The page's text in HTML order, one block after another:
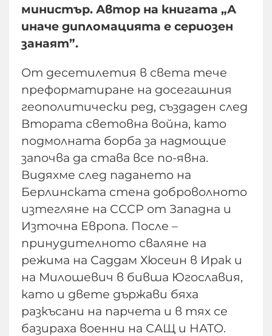
министър. Автор на книгата „А
иначе дипломацията е сериозен
занаят”.
От десетилетия в света тече
преформатиране на досегашния
геополитически ред, създаден след
Втората световна война, като
подмолната борба за надмощие
започва да става все по-явна.
Видяхме след падането на
Берлинската стена доброволното
изтегляне на СССР от Западна и
Източна Европа. После –
принудителното сваляне на
режима на Саддам Хюсеин в Ирак и
на Милошевич в бивша Югославия,
като и двете държави бяха
разкъсани на парчета и в тях се
базираха военни на САЩ и НАТО.